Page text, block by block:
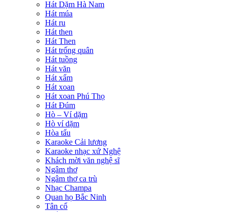
Hát Dặm Hà Nam
Hát múa
Hát ru
Hát then
Hát Then
Hát trống quân
Hát tuồng
Hát văn
Hát xẩm
Hát xoan
Hát xoan Phú Thọ
Hát Đúm
Hò – Ví dặm
Hò ví dặm
Hòa tấu
Karaoke Cải lương
Karaoke nhạc xứ Nghệ
Khách mời văn nghệ sĩ
Ngâm thơ
Ngâm thơ ca trù
Nhạc Champa
Quan họ Bắc Ninh
Tân cổ